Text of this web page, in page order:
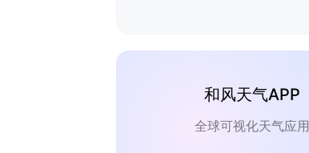
和风天气APP
全球可视化天气应用